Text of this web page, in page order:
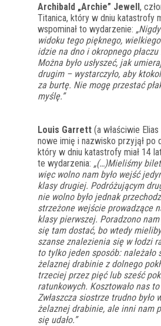
Archibald „Archie” Jewell,
Titanica, który w dniu katastrofy
wspominał to wydarzenie:
widoku tego pięknego,
idzie na dno i okropnego
Można było usłyszeć, jak
drugim – wystarczyło, aby
za burtę. Nie mogę przestać
myślę.”
Louis Garrett (a właściwie
nowe imię i nazwisko przyjął po
który w dniu katastrofy miał 14
te wydarzenia: „(…)Mieliśmy
więc wolno nam było wejść
klasy drugiej. Podróżującym
nie wolno było jednak
strzeżone wejście prowadzące
klasy pierwszej. Poradzono
się tam dostać, bo wtedy
szanse znalezienia się w łodzi
to tylko jeden sposób: należało
żelaznej drabinie z dolnego
trzeciej przez pięć lub sześć
ratunkowych. Kosztowało nas to
Zwłaszcza siostrze trudno było
żelaznej drabinie, ale inni nam
się udało.”